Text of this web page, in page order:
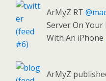
ArMyZ RT
Server On Your
With An iPhone
ArMyZ